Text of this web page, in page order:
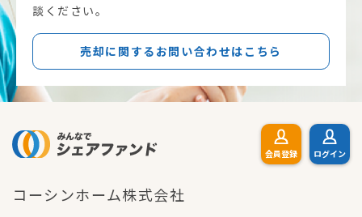
談ください。
売却に関するお問い合わせはこちら
会員登録 ログイン
コーシンホーム株式会社